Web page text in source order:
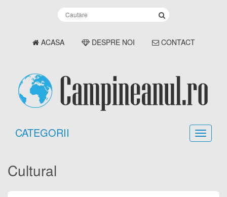
ACASA DESPRE NOI CONTACT
CATEGORII
Cultural